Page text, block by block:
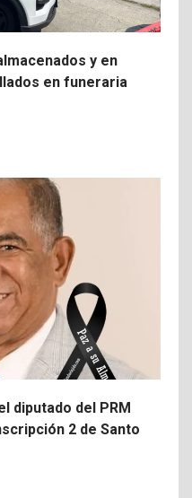
y en
en funeraria
diputado del PRM
2 de Santo